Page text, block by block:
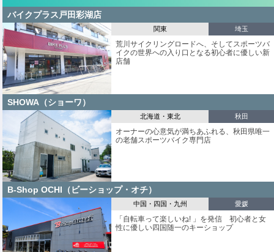
バイクプラス戸田彩湖店
関東 埼玉
荒川サイクリングロードへ、そしてスポーツバ
イクの世界への入り口となる初心者に優しい新
店舗
SHOWA（ショーワ）
北海道・東北 秋田
オーナーの心意気が満ちあふれる、秋田県唯一
の老舗スポーツバイク専門店
B-Shop OCHI（ビーショップ・オチ）
中国・四国・九州 愛媛
「自転車って楽しいね! 」を発信 初心者と女
性に優しい四国随一のキーショップ